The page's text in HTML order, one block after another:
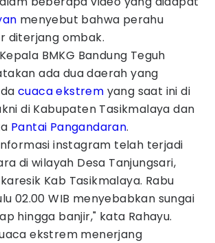
menyebut bahwa perahu
diterjang ombak.
BMKG Bandung Teguh
ada dua daerah yang
cuaca ekstrem yang saat ini di
di Kabupaten Tasikmalaya dan
Pantai Pangandaran.
instagram telah terjadi
di wilayah Desa Tanjungsari,
Kab Tasikmalaya. Rabu
02.00 WIB menyebabkan sungai
hingga banjir," kata Rahayu.
ekstrem menerjang